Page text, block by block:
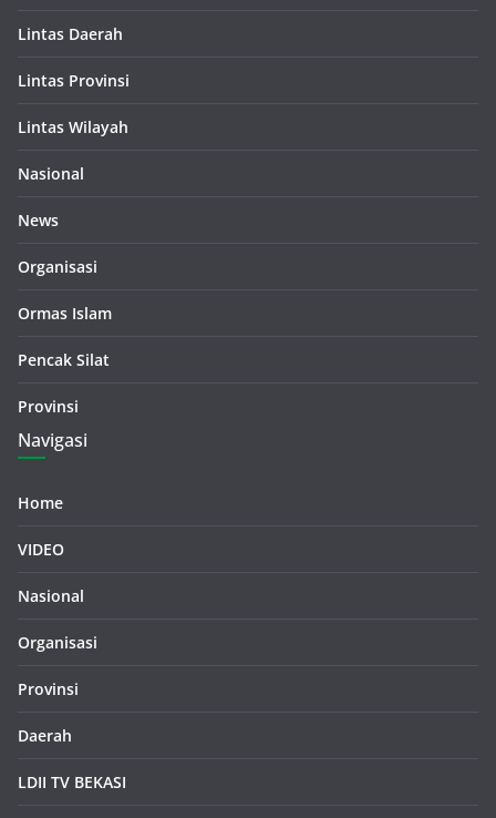
Lintas Daerah
Lintas Provinsi
Lintas Wilayah
Nasional
News
Organisasi
Ormas Islam
Pencak Silat
Provinsi
Navigasi
Home
VIDEO
Nasional
Organisasi
Provinsi
Daerah
LDII TV BEKASI